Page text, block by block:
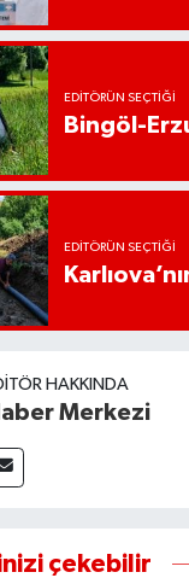
EDITÖRÜN SEÇTIĞI
Bingöl-
EDITÖRÜN SEÇTIĞI
HAKKINDA
Merkezi
çekebilir